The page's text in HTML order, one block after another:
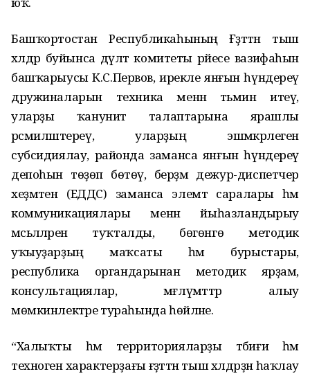
Башҡортостан Республикаһының Ғәҙәттән тыш
хәлдәр буйынса дәүләт комитеты рәйесе вазифаһын
башҡарыусы К.С.Первов, ирекле янғын һүндереү
дружиналарын техника менән тәьмин итеү,
уларҙы ҡануниәт талаптарына ярашлы
рәсмиләштереү, уларҙың эшмәкәрлеген
субсидиялау, районда заманса янғын һүндереү
депоһын төҙөп бөтөү, берҙәм дежур-диспетчер
хеҙмәтен (ЕДДС) заманса элемтә саралары һәм
коммуникациялары менән йыһазландырыу
мәсьәләләренә туҡталды, бөгөнгө методик
уҡыуҙарҙың маҡсаты һәм бурыстары,
республика органдарынан методик ярҙам,
консультациялар, мәғлүмәттәр алыу
мөмкинлектәре тураһында һөйләне.
“Халыҡты һәм территорияларҙы тәбиғи һәм
техноген характерҙағы ғәҙәттән тыш хәлдәрҙән һаҡлау